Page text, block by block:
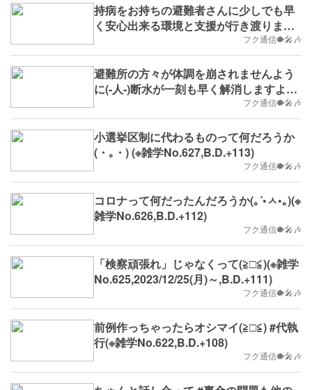
持病をお持ちの避難者さんに少しでも早
く安心出来る環境と支援が行き渡ります
ように(-人-)(※雑学No.637,B.D.+123)
フク通信🐡🎤🎶
避難所の方々が体調を崩されませんよう
に(-人-)断水が一刻も早く解消しますよう
フク通信🐡🎤🎶
小選挙区制に代わるものって何だろうか
(・｡・) (※雑学No.627,B.D.+113)
フク通信🐡🎤🎶
コロナって何だったんだろうか(｡´•ㅅ•｡)(※
雑学No.626,B.D.+112)
フク通信🐡🎤🎶
「検察頑張れ」じゃなくって(≧□≦)(※雑学
No.625,2023/12/25(月)～,B.D.+111)
フク通信🐡🎤🎶
前例作っちゃったらオシマイ(≧□≦) #代執
行(※雑学No.622,B.D.+108)
フク通信🐡🎤🎶